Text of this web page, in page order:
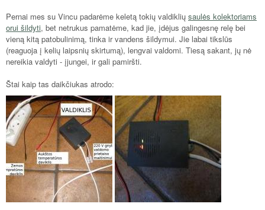
Pernai mes su Vincu padarėme keletą tokių valdiklių saulės kolektoriams
orui šildyti, bet netrukus pamatėme, kad jie, įdėjus galingesnę relę bei
vieną kitą patobulinimą, tinka ir vandens šildymui. Jie labai tikslūs
(reaguoja į kelių laipsnių skirtumą), lengvai valdomi. Tiesą sakant, jų nė
nereikia valdyti - įjungei, ir gali pamiršti.
Štai kaip tas daikčiukas atrodo: